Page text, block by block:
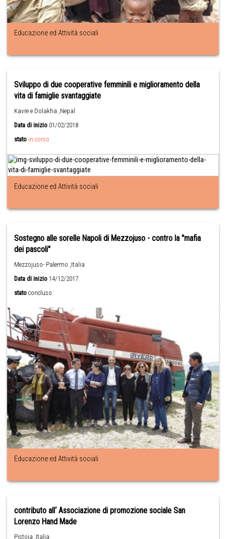
Educazione ed Attività sociali
Sviluppo di due cooperative femminili e miglioramento della
vita di famiglie svantaggiate
Kavre e Dolakha ,Nepal
Data di inizio 01/02/2018
stato in corso
Educazione ed Attività sociali
Sostegno alle sorelle Napoli di Mezzojuso - contro la "mafia
dei pascoli"
Mezzojuso- Palermo ,Italia
Data di inizio 14/12/2017
stato concluso
Educazione ed Attività sociali
contributo all‘ Associazione di promozione sociale San
Lorenzo Hand Made
Pistoia ,Italia